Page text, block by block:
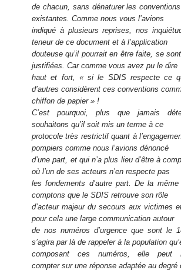
de chacun, sans dénaturer les
existantes. Comme nous vous l’avions
indiqué à plusieurs reprises, nos
teneur de ce document et à l’application
douteuse qu’il pourrait en être faite, se
justifiées. Car comme vous avez pu le dire
haut et fort, « si le SDIS respecte ce
d’autres considèrent ces conventions
chiffon de papier » !
C’est pourquoi, plus que jamais
souhaitons qu’il soit mis un terme à ce
protocole très restrictif quant à
pompiers comme nous l’avions dénoncé
d’une part, et qui n’a plus lieu d’être à
où l’un de ses acteurs n’en respecte pas
les fondements d’autre part. De la même
comptons que le SDIS retrouve son rôle
d’acteur majeur du secours aux victimes
pour cela une large communication autour
de nos numéros d’urgence que sont le
s’agira par là de rappeler à la population
composant ces numéros, elle peut
compter sur une réponse adaptée au degré